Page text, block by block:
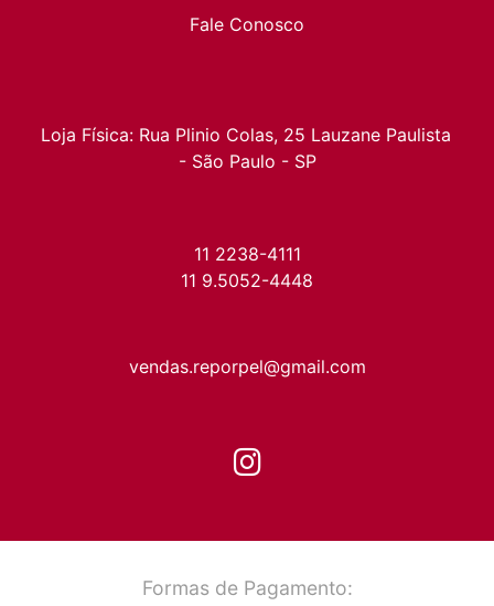
Fale Conosco
Loja Física: Rua Plinio Colas, 25 Lauzane Paulista
- São Paulo - SP
11 2238-4111
11 9.5052-4448
vendas.reporpel@gmail.com
Formas de Pagamento: